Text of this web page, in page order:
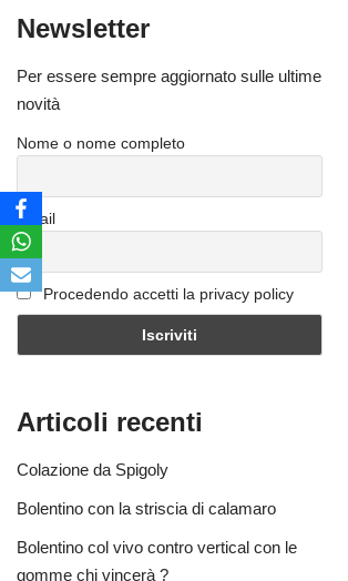
Newsletter
Per essere sempre aggiornato sulle ultime
novità
Nome o nome completo
Email
Procedendo accetti la privacy policy
Articoli recenti
Colazione da Spigoly
Bolentino con la striscia di calamaro
Bolentino col vivo contro vertical con le
gomme chi vincerà ?